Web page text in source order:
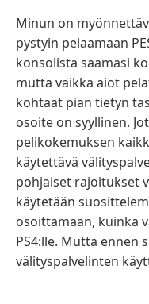
Minun on
pystyin pelaamaan
konsolista saamasi
mutta vaikka aiot
kohtaat pian tietyn
osoite on syyllinen.
pelikokemuksen
käytettävä
pohjaiset rajoitukset
käytetään
osoittamaan, kuinka
PS4:lle. Mutta ennen
välityspalvelinten